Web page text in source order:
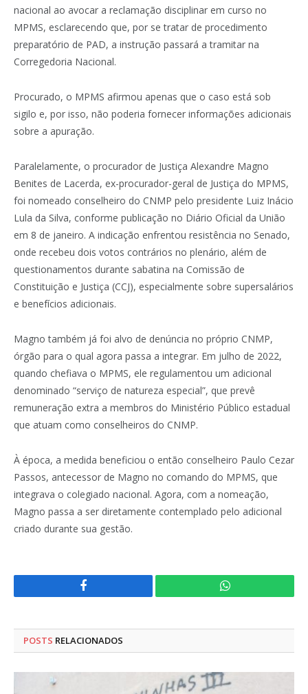
nacional ao avocar a reclamação disciplinar em curso no
MPMS, esclarecendo que, por se tratar de procedimento
preparatório de PAD, a instrução passará a tramitar na
Corregedoria Nacional.
Procurado, o MPMS afirmou apenas que o caso está sob
sigilo e, por isso, não poderia fornecer informações adicionais
sobre a apuração.
Paralelamente, o procurador de Justiça Alexandre Magno
Benites de Lacerda, ex-procurador-geral de Justiça do MPMS,
foi nomeado conselheiro do CNMP pelo presidente Luiz Inácio
Lula da Silva, conforme publicação no Diário Oficial da União
em 8 de janeiro. A indicação enfrentou resistência no Senado,
onde recebeu dois votos contrários no plenário, além de
questionamentos durante sabatina na Comissão de
Constituição e Justiça (CCJ), especialmente sobre supersalários
e benefícios adicionais.
Magno também já foi alvo de denúncia no próprio CNMP,
órgão para o qual agora passa a integrar. Em julho de 2022,
quando chefiava o MPMS, ele regulamentou um adicional
denominado “serviço de natureza especial”, que prevê
remuneração extra a membros do Ministério Público estadual
que atuam como conselheiros do CNMP.
À época, a medida beneficiou o então conselheiro Paulo Cezar
Passos, antecessor de Magno no comando do MPMS, que
integrava o colegiado nacional. Agora, com a nomeação,
Magno passa a ser diretamente contemplado pelo adicional
criado durante sua gestão.
Facebook WhatsApp
POSTS RELACIONADOS